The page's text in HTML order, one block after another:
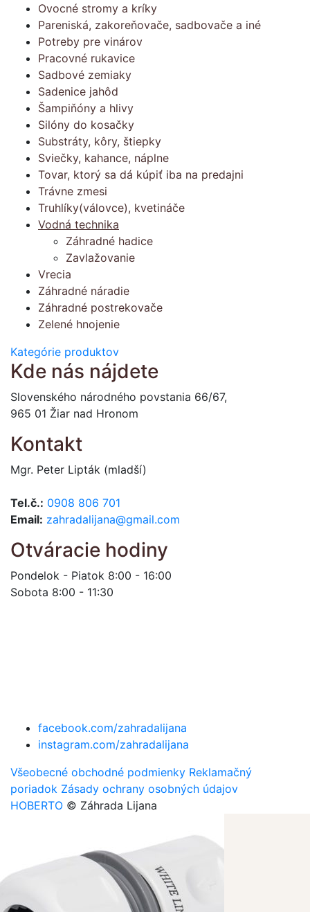
Ovocné stromy a kríky
Pareniská, zakoreňovače, sadbovače a iné
Potreby pre vinárov
Pracovné rukavice
Sadbové zemiaky
Sadenice jahôd
Šampiňóny a hlivy
Silóny do kosačky
Substráty, kôry, štiepky
Sviečky, kahance, náplne
Tovar, ktorý sa dá kúpiť iba na predajni
Trávne zmesi
Truhlíky(válovce), kvetináče
Vodná technika
Záhradné hadice
Zavlažovanie
Vrecia
Záhradné náradie
Záhradné postrekovače
Zelené hnojenie
Kategórie produktov
Kde nás nájdete
Slovenského národného povstania 66/67,
965 01 Žiar nad Hronom
Kontakt
Mgr. Peter Lipták (mladší)
Tel.č.: 0908 806 701
Email: zahradalijana@gmail.com
Otváracie hodiny
Pondelok - Piatok 8:00 - 16:00
Sobota 8:00 - 11:30
facebook.com/zahradalijana
instagram.com/zahradalijana
Všeobecné obchodné podmienky Reklamačný
poriadok Zásady ochrany osobných údajov
HOBERTO © Záhrada Lijana